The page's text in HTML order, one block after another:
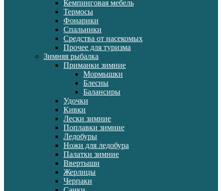
Кемпинговая мебель
Термосы
Фонарики
Спальники
Средства от насекомых
Прочее для туризма
Зимняя рыбалка
Приманки зимние
Мормышки
Блесны
Балансиры
Удочки
Кивки
Лески зимние
Поплавки зимние
Ледобуры
Ножи для ледобура
Палатки зимние
Ввертыши
Жерлицы
Черпаки